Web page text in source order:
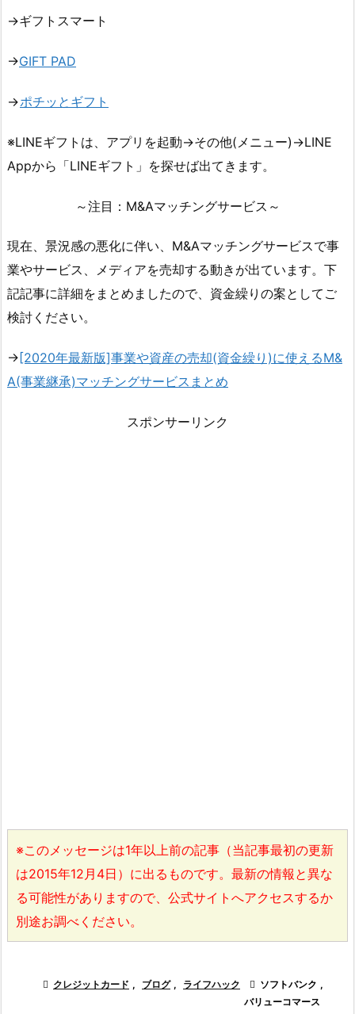
→ギフトスマート
→GIFT PAD
→ポチッとギフト
※LINEギフトは、アプリを起動→その他(メニュー)→LINE
Appから「LINEギフト」を探せば出てきます。
～注目：M&Aマッチングサービス～
現在、景況感の悪化に伴い、M&Aマッチングサービスで事
業やサービス、メディアを売却する動きが出ています。下
記記事に詳細をまとめましたので、資金繰りの案としてご
検討ください。
→ [2020年最新版]事業や資産の売却(資金繰り)に使えるM&
A(事業継承)マッチングサービスまとめ
スポンサーリンク
※このメッセージは1年以上前の記事（当記事最初の更新
は2015年12月4日）に出るものです。最新の情報と異な
る可能性がありますので、公式サイトへアクセスするか
別途お調べください。
 クレジットカード , ブログ , ライフハック  ソフトバンク ,
バリューコマース